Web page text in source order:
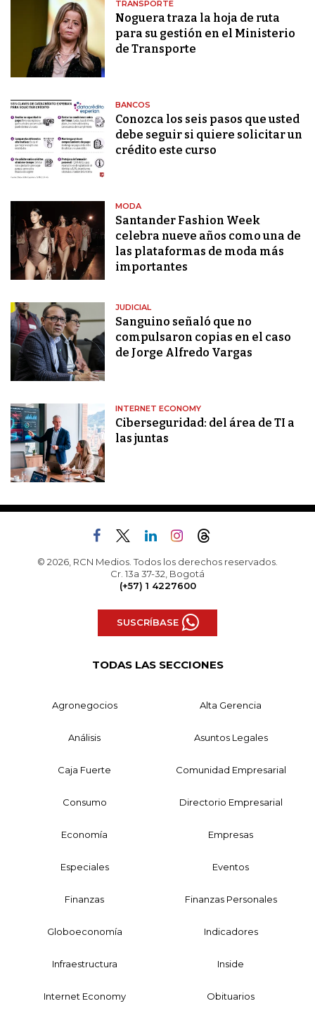
TRANSPORTE
Noguera traza la hoja de ruta
para su gestión en el Ministerio
de Transporte
BANCOS
Conozca los seis pasos que usted
debe seguir si quiere solicitar un
crédito este curso
MODA
Santander Fashion Week
celebra nueve años como una de
las plataformas de moda más
importantes
JUDICIAL
Sanguino señaló que no
compulsaron copias en el caso
de Jorge Alfredo Vargas
INTERNET ECONOMY
Ciberseguridad: del área de TI a
las juntas
© 2026, RCN Medios. Todos los derechos reservados.
Cr. 13a 37-32, Bogotá
(+57) 1 4227600
SUSCRÍBASE
TODAS LAS SECCIONES
Agronegocios Alta Gerencia
Análisis Asuntos Legales
Caja Fuerte Comunidad Empresarial
Consumo Directorio Empresarial
Economía Empresas
Especiales Eventos
Finanzas Finanzas Personales
Globoeconomía Indicadores
Infraestructura Inside
Internet Economy Obituarios